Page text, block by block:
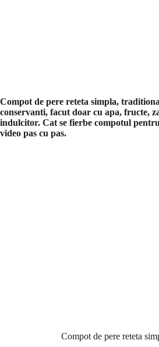
Compot de pere reteta simpla,
conservanti, facut doar cu apa, fructe,
indulcitor. Cat se fierbe compotul
video pas cu pas.
Compot de pere reteta